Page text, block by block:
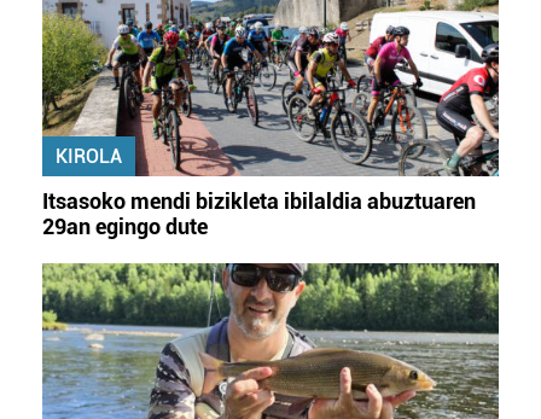
KIROLA
Itsasoko mendi bizikleta ibilaldia abuztuaren
29an egingo dute